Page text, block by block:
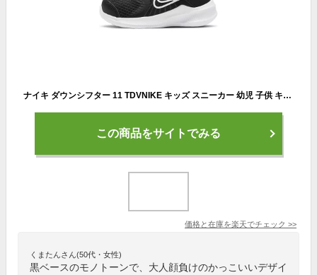
ナイキ ダウンシフター 11 TDVNIKE キッズ スニーカー 幼児 子供 キッズ ベビー ローカット シューズ BABY COLLECTION black sneakers
この商品をサイトでみる
価格と在庫を楽天でチェック >>
くまたんさん(50代・女性)
黒ベースのモノトーンで、大人顔負けのかっこいいデザイ